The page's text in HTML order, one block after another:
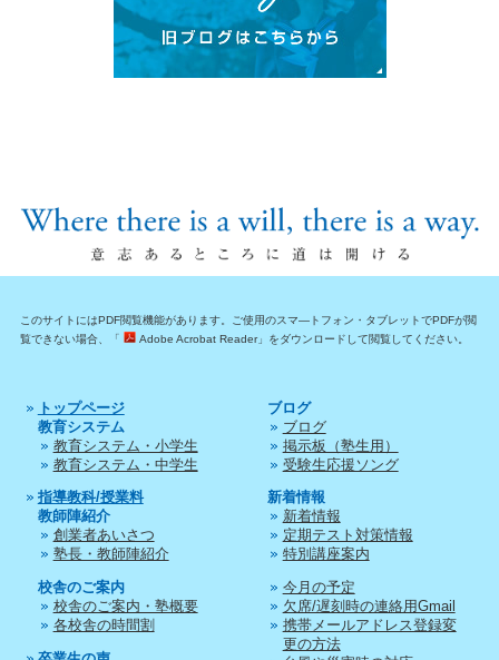
このサイトにはPDF閲覧機能があります。ご使用のスマ―トフォン・タブレットでPDFが閲
覧できない場合、「
Adobe Acrobat Reader」をダウンロードして閲覧してください。
トップページ
教育システム
教育システム・小学生
教育システム・中学生
指導教科/授業料
教師陣紹介
創業者あいさつ
塾長・教師陣紹介
校舎のご案内
校舎のご案内・塾概要
各校舎の時間割
ブログ
ブログ
掲示板（塾生用）
受験生応援ソング
新着情報
新着情報
定期テスト対策情報
特別講座案内
今月の予定
欠席/遅刻時の連絡用Gmail
携帯メールアドレス登録変
更の方法